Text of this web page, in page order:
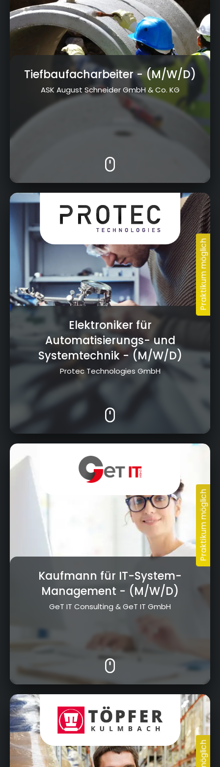
Tiefbaufacharbeiter- (M/W/D)
ASK August Schneider GmbH & Co. KG
Kulmbacher Str.55, 95512 Neudrossenfeld
Elektroniker für
Automatisierungs- und
Systemtechnik- (M/W/D)
Protec Technologies GmbH
Aufeld 1, 95326 Kulmbach
Kaufmann für IT-System-
Management - (M/W/D)
GeT IT Consulting & GeT IT GmbH
Am Kreuzstein 5, 95326 Kulmbach